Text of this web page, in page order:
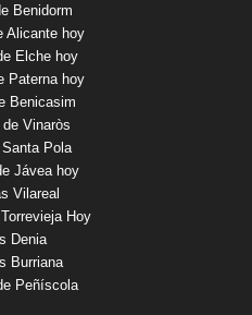
Benidorm
Alicante hoy
Elche hoy
Paterna hoy
Benicasim
Vinaròs
Pola
Jávea hoy
Vilareal
Hoy
Denia
Burriana
Peñíscola